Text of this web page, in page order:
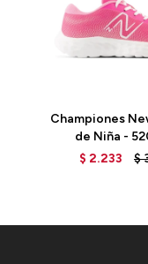
Championes
de Niña -
GP520PK8 -
$ 2.233 $